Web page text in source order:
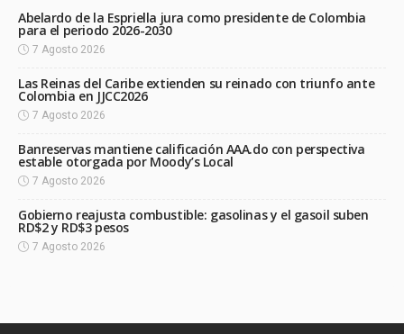
Abelardo de la Espriella jura como presidente de Colombia
para el periodo 2026-2030
7 Agosto 2026
Las Reinas del Caribe extienden su reinado con triunfo ante
Colombia en JJCC2026
7 Agosto 2026
Banreservas mantiene calificación AAA.do con perspectiva
estable otorgada por Moody’s Local
7 Agosto 2026
Gobierno reajusta combustible: gasolinas y el gasoil suben
RD$2 y RD$3 pesos
7 Agosto 2026